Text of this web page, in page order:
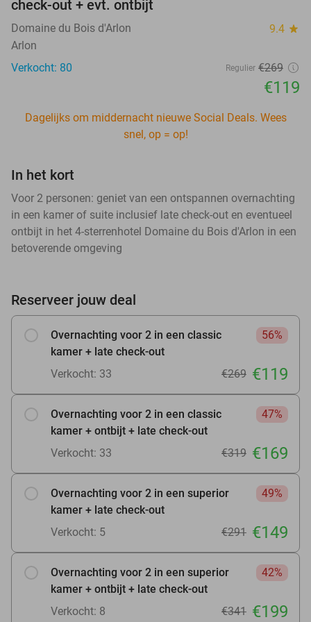
check-out + evt. ontbijt
Domaine du Bois d'Arlon 9.4 star
Arlon
Verkocht: 80
Regulier €269
€119
Dagelijks om middernacht nieuwe Social Deals. Wees
snel, op = op!
In het kort
Voor 2 personen: geniet van een ontspannen overnachting
in een kamer of suite inclusief late check-out en eventueel
ontbijt in het 4-sterrenhotel Domaine du Bois d'Arlon in een
betoverende omgeving
Reserveer jouw deal
Overnachting voor 2 in een classic
kamer + late check-out
56%
Verkocht: 33 €269 €119
Overnachting voor 2 in een classic
kamer + ontbijt + late check-out
47%
Verkocht: 33 €319 €169
Overnachting voor 2 in een superior
kamer + late check-out
49%
Verkocht: 5 €291 €149
Overnachting voor 2 in een superior
kamer + ontbijt + late check-out
42%
Verkocht: 8 €341 €199